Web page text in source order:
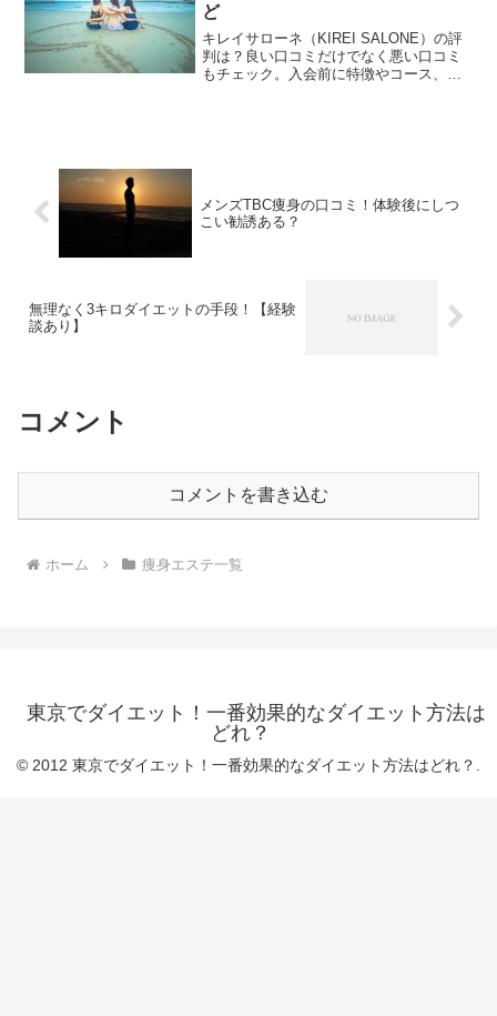
ど
キレイサローネ（KIREI SALONE）の評
判は？良い口コミだけでなく悪い口コミ
もチェック。入会前に特徴やコース、料
メンズTBC痩身の口コミ！体験後にしつ
こい勧誘ある？
無理なく3キロダイエットの手段！【経験
談あり】
コメント
コメントを書き込む
ホーム 痩身エステ一覧
東京でダイエット！一番効果的なダイエット方法は
どれ？
© 2012 東京でダイエット！一番効果的なダイエット方法はどれ？.